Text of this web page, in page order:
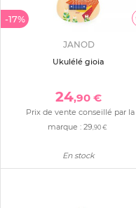
-17%
JANOD
Ukulélé gioia
24,90 €
Prix de vente conseillé par la
marque : 29 ,90 €
En stock